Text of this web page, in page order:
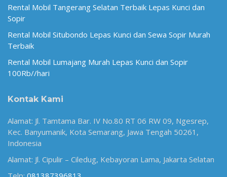
Rental Mobil Tangerang Selatan Terbaik Lepas Kunci dan
Sopir
Rental Mobil Situbondo Lepas Kunci dan Sewa Sopir Murah
Terbaik
Rental Mobil Lumajang Murah Lepas Kunci dan Sopir
100Rb//hari
Kontak Kami
Alamat: Jl. Tamtama Bar. IV No.80 RT 06 RW 09, Ngesrep,
Kec. Banyumanik, Kota Semarang, Jawa Tengah 50261,
Indonesia
Alamat: Jl. Cipulir – Ciledug, Kebayoran Lama, Jakarta Selatan